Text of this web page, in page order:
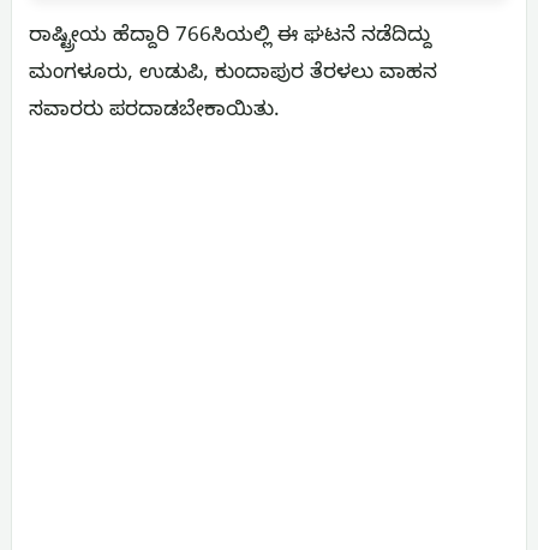
ರಾಷ್ಟ್ರೀಯ ಹೆದ್ದಾರಿ 766ಸಿಯಲ್ಲಿ ಈ ಘಟನೆ ನಡೆದಿದ್ದು
ಮಂಗಳೂರು, ಉಡುಪಿ, ಕುಂದಾಪುರ ತೆರಳಲು ವಾಹನ
ಸವಾರರು ಪರದಾಡಬೇಕಾಯಿತು.